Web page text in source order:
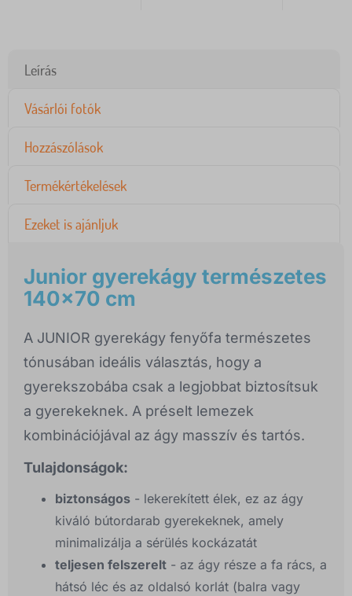
Leírás
Vásárlói fotók
Hozzászólások
Termékértékelések
Ezeket is ajánljuk
Junior gyerekágy természetes
140x70 cm
A JUNIOR gyerekágy fenyőfa természetes
tónusában ideális választás, hogy a
gyerekszobába csak a legjobbat biztosítsuk
a gyerekeknek. A préselt lemezek
kombinációjával az ágy masszív és tartós.
Tulajdonságok:
biztonságos - lekerekített élek, ez az ágy
kiváló bútordarab gyerekeknek, amely
minimalizálja a sérülés kockázatát
teljesen felszerelt - az ágy része a fa rács, a
hátsó léc és az oldalsó korlát (balra vagy